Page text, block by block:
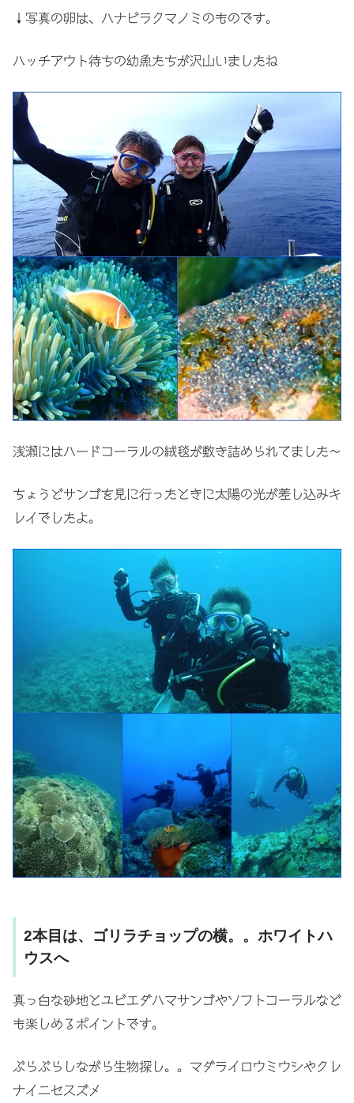
↓写真の卵は、ハナビラクマノミのものです。
ハッチアウト待ちの幼魚たちが沢山いましたね
浅瀬にはハードコーラルの絨毯が敷き詰められてました〜
ちょうどサンゴを見に行ったときに太陽の光が差し込みキ
レイでしたよ。
2本目は、ゴリラチョップの横。。ホワイトハ
ウスへ
真っ白な砂地とユビエダハマサンゴやソフトコーラルなど
も楽しめるポイントです。
ぶらぶらしながら生物探し。。マダライロウミウシやクレ
ナイニセスズメ